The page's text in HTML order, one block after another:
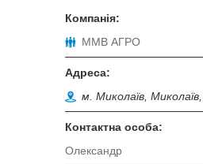
ММВ АГРО
м. Миколаїв, Миколаїв,
Олександр